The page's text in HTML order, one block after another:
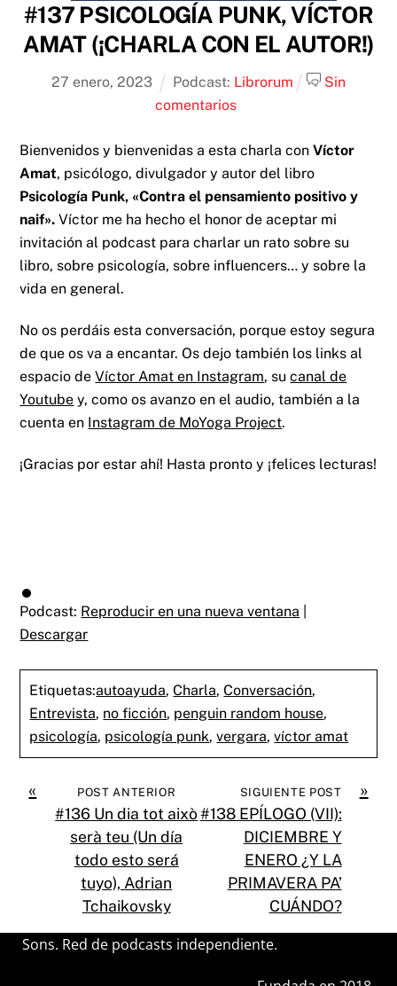
#137 PSICOLOGÍA PUNK, VÍCTOR
AMAT (¡CHARLA CON EL AUTOR!)
27 enero,2023 Podcast: Librorum
Sin
comentarios
Bienvenidos y bienvenidas a esta charla conVíctor
Amat, psicólogo, divulgador y autor del libro
Psicología Punk, «Contra el pensamiento positivo y
naif». Víctor me ha hecho el honor de aceptar mi
invitación al podcast para charlar un rato sobre su
libro, sobre psicología, sobre influencers… y sobre la
vida en general.
No os perdáis esta conversación, porque estoy segura
de que os va a encantar. Os dejo también los links al
espacio deVíctor Amat en Instagram, sucanal de
Youtube y, como os avanzo en el audio, también a la
cuenta en Instagram de MoYoga Project.
¡Gracias por estar ahí! Hasta pronto y ¡felices lecturas!
Podcast: Reproducir en una nueva ventana
Descargar
Etiquetas:autoayuda,Charla,Conversación,
Entrevista, no ficción, penguin random house,
psicología, psicología punk,vergara,víctor amat
« POST ANTERIOR
#136 Un dia tot això
serà teu (Un día
todo esto será
tuyo), Adrian
Tchaikovsky
»
SIGUIENTE POST
#138 EPÍLOGO (VII):
DICIEMBRE Y
ENERO ¿Y LA
PRIMAVERA PA’
CUÁNDO?
Sons. Red de podcasts independiente.